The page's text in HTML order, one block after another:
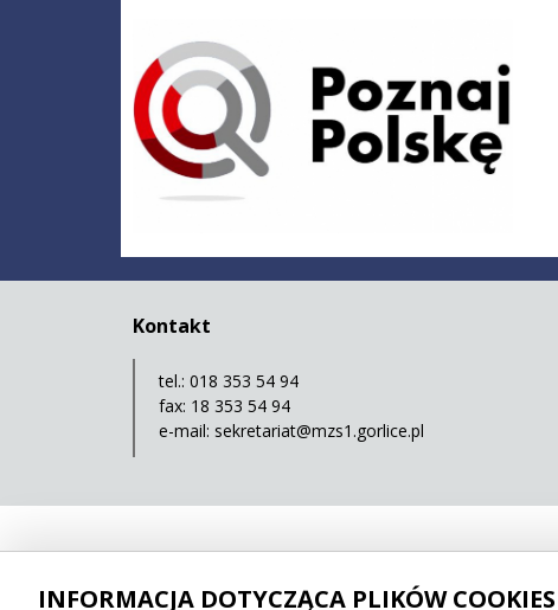
Kontakt
tel.: 018 353 54 94
fax: 18 353 54 94
e-mail: sekretariat@mzs1.gorlice.pl
INFORMACJA DOTYCZĄCA PLIKÓW COOKIES